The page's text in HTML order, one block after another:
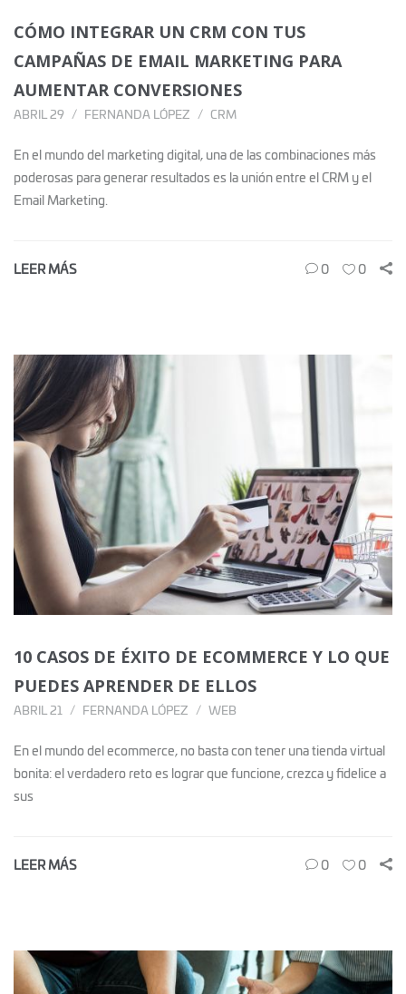
CÓMO INTEGRAR UN CRM CON TUS
CAMPAÑAS DE EMAIL MARKETING PARA
AUMENTAR CONVERSIONES
ABRIL 29 FERNANDA LÓPEZ CRM
En el mundo del marketing digital, una de las combinaciones más
poderosas para generar resultados es la unión entre el CRM y el
Email Marketing.
LEER MÁS 0 0
10 CASOS DE ÉXITO DE ECOMMERCE Y LO QUE
PUEDES APRENDER DE ELLOS
ABRIL 21 FERNANDA LÓPEZ WEB
En el mundo del ecommerce, no basta con tener una tienda virtual
bonita: el verdadero reto es lograr que funcione, crezca y fidelice a
sus
LEER MÁS 0 0